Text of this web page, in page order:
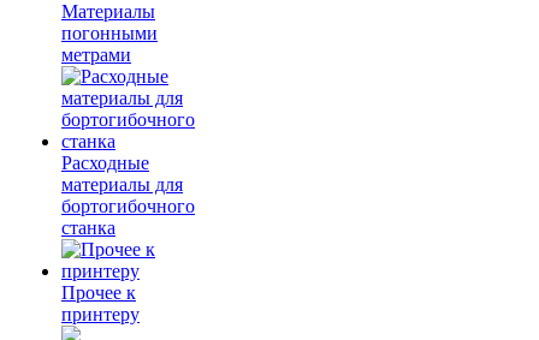
Материалы
погонными
метрами
Расходные
материалы для
бортогибочного
станка
Прочее к
принтеру